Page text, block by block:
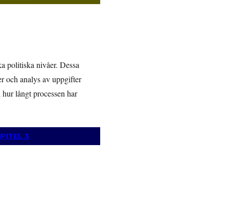
politiska nivåer. Dessa
och analys av uppgifter
långt processen har
3